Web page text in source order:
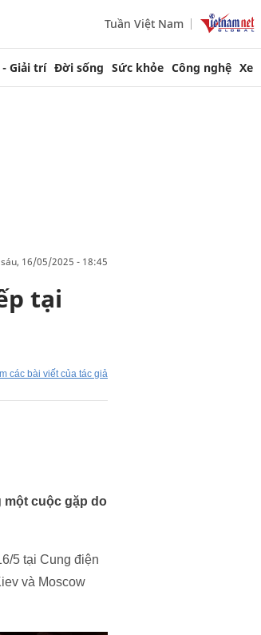
Tuần Việt Nam
- Giải trí Đời sống Sức khỏe Công nghệ Xe
sáu, 16/05/2025 - 18:45
tại
các bài viết của tác giả
một cuộc gặp do
5 tại Cung điện
và Moscow